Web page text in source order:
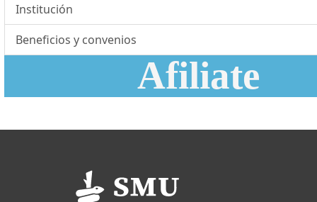
Institución
Beneficios y convenios
Afiliate